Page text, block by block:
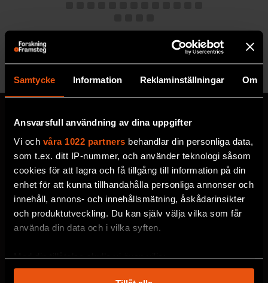
Samtycke Information Reklaminställningar Om
Ansvarsfull användning av dina uppgifter
Vi och våra 1022 partners behandlar din personliga data,
som t.ex. ditt IP-nummer, och använder teknologi såsom
cookies för att lagra och få tillgång till information på din
enhet för att kunna tillhandahålla personliga annonser och
innehåll, annons- och innehållsmätning, åskådarinsikter
och produktutveckling. Du kan själv välja vilka som får
använda din data och i vilka syften.
Med din tillåtelse skulle vi även vilja:
Se alla utgåvor
MISSA ALDRIG EN NYHET
Prenumerera på F&F:s
nyhetsbrev här!
Välj utskick, ange mejladress och klicka på
behandlardina personuppgifter.